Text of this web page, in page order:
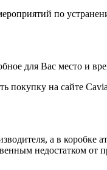
по
для Вас место и
покупку на сайте
а в коробке
недостатком от